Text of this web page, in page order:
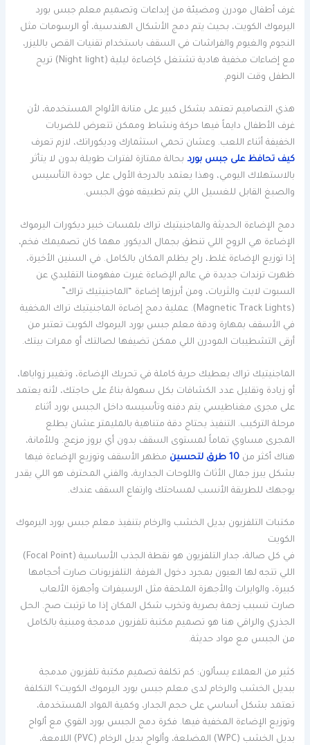
غرف أطفال مودرن ومضيئة من إبداعات وتصميم معلم جبس بورد
اليرموك الكويت، بحيث يتم دمج الأشكال الهندسية، أو الرسومات مثل
النجوم والغيوم والفراشات في السقف باستخدام تقنيات القص بالليزر،
مع إضاءات مخفية هادية تشتغل كإضاءة ليلية (Night light) تريح
الطفل وقت النوم.
هذي التصاميم تعتمد بشكل كبير على متانة الألواح المستخدمة، لأن
غرف الأطفال دايماً فيها حركة ونشاط وممكن تتعرض للضربات
الخفيفة أثناء اللعب. وعشان تحمي استثمارك وديكوراتك، لازم تعرف
كيف تحافظ على جبس بورد بحالة ممتازة لفترات طويلة بدون لا يتأثر
بالاستهلاك اليومي، وهذا يعتمد بالدرجة الأولى على جودة التأسيس
والصبغ القابل للغسيل اللي يتم تطبيقه فوق الجبس.
دمج الإضاءة الحديثة والماجنيتيك تراك بلمسات خبير ديكورات اليرموك
الإضاءة هي الروح اللي تنطق بجمال الديكور. مهما كان تصميمك فخم،
إذا توزيع الإضاءة غلط، راح يظلم المكان بالكامل. في السنين الأخيرة،
ظهرت ترندات جديدة في عالم الإضاءة غيرت مفهومنا التقليدي عن
السبوت لايت والثريات، ومن أبرزها إضاءة “الماجنيتيك تراك”
(Magnetic Track Lights). عملية دمج إضاءة الماجنيتيك تراك المخفية
في الأسقف بمهارة ودقة معلم جبس بورد اليرموك الكويت تعتبر من
أرقى التشطيبات المودرن اللي ممكن تضيفها لصالتك أو ممرات بيتك.
الماجنيتيك تراك يعطيك حرية كاملة في تحريك الإضاءة، وتغيير زواياها،
أو زيادة وتقليل عدد الكشافات بكل سهولة بناءً على حاجتك، لأنه يعتمد
على مجرى مغناطيسي يتم دفنه وتأسيسه داخل الجبس بورد أثناء
مرحلة التركيب. التنفيذ يحتاج دقة متناهية بالمليمتر عشان يطلع
المجرى مساوي تماماً لمستوى السقف بدون أي بروز مزعج. وللأمانة،
هناك أكثر من10 طرق لتحسين
مظهر الأسقف وتوزيع الإضاءة فيها
بشكل يبرز جمال الأثاث واللوحات الجدارية، والفني المحترف هو اللي يقدر
يوجهك للطريقة الأنسب لمساحتك وارتفاع السقف عندك.
مكتبات التلفزيون بديل الخشب والرخام بتنفيذ معلم جبس بورد اليرموك
الكويت
في كل صالة، جدار التلفزيون هو نقطة الجذب الأساسية (Focal Point)
اللي تتجه لها العيون بمجرد دخول الغرفة. التلفزيونات صارت أحجامها
كبيرة، والوايرات والأجهزة الملحقة مثل الرسيفرات وأجهزة الألعاب
صارت تسبب زحمة بصرية وتخرب شكل المكان إذا ما ترتبت صح. الحل
الجذري والراقي هنا هو تصميم مكتبة تلفزيون مدمجة ومبنية بالكامل
من الجبس مع مواد حديثة.
كثير من العملاء يسألون: كم تكلفة تصميم مكتبة تلفزيون مدمجة
ببديل الخشب والرخام لدى معلم جبس بورد اليرموك الكويت؟ التكلفة
تعتمد بشكل أساسي على حجم الجدار، وكمية المواد المستخدمة،
وتوزيع الإضاءة المخفية فيها. فكرة دمج الجبس بورد القوي مع ألواح
بديل الخشب (WPC) المضلعة، وألواح بديل الرخام (PVC) اللامعة،